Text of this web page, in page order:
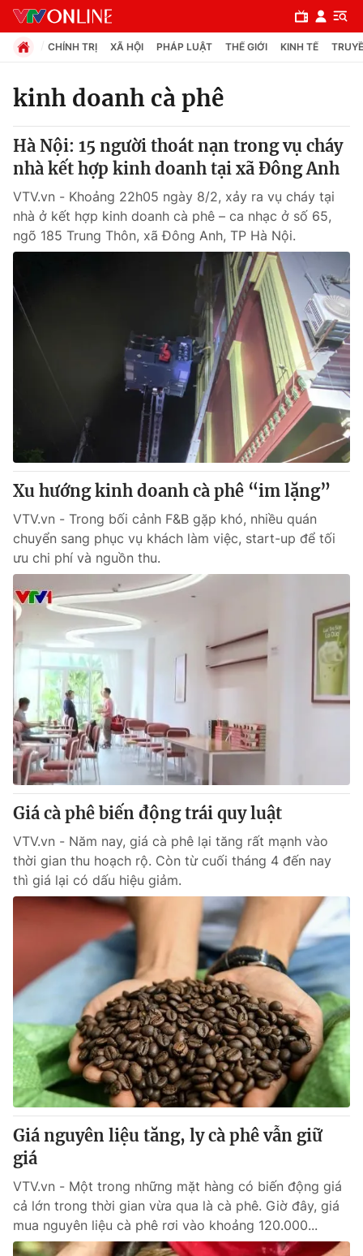
Chuyên mục
Chính trị
Xã hội
Pháp luật
Y tế
Thế giới đó đây
Câu chuyện quốc tế
Thị trường
Góc doanh nghiệp
Dữ liệu và đời sống
Truyền hình
Phim VTV
Hậu trường
Nhân vật
Khán giả
Giải sao mai
Giải trí
Điện ảnh
Âm nhạc
Sao
Đời sống
Du lịch
Làm đẹp
Chất lượng cuộc sống
Giáo dục
Tuyển sinh
Học trực tuyến
Công nghệ
Hitech Công nghệ tương lai
Sản phẩm
Thị trường
Tư vấn
Giao lưu trực tuyến
Lịch phát sóng
Chuyên mục khác
Emagazine Podcast
Photo Infographic
Shorts video
VTV Money VTV Thể thao
VTV Sức khoẻ Bất động sản
Thị trường 24h Tấm lòng Việt
VTV4 Vươn mình bằng AI
VTV9 VTV8
Liên hệ tòa soạn English
CHÍNH TRỊ XÃ HỘI PHÁP LUẬT THẾ GIỚI KINH TẾ
kinh doanh cà phê
Hà Nội: 15 người thoát nạn trong vụ cháy
nhà kết hợp kinh doanh tại xã Đông Anh
VTV.vn - Khoảng 22h05 ngày 8/2, xảy ra vụ cháy tại
nhà ở kết hợp kinh doanh cà phê – ca nhạc ở số 65,
ngõ 185 Trung Thôn, xã Đông Anh, TP Hà Nội.
Xu hướng kinh doanh cà phê “im lặng”
VTV.vn - Trong bối cảnh F&B gặp khó, nhiều quán
chuyển sang phục vụ khách làm việc, start-up để tối
ưu chi phí và nguồn thu.
Giá cà phê biến động trái quy luật
VTV.vn - Năm nay, giá cà phê lại tăng rất mạnh vào
thời gian thu hoạch rộ. Còn từ cuối tháng 4 đến nay
thì giá lại có dấu hiệu giảm.
Giá nguyên liệu tăng, ly cà phê vẫn giữ
giá
VTV.vn - Một trong những mặt hàng có biến động giá
cả lớn trong thời gian vừa qua là cà phê. Giờ đây, giá
mua nguyên liệu cà phê rơi vào khoảng 120.000...